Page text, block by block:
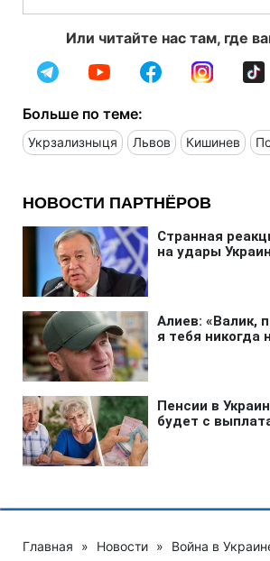
Или читайте нас там, где
Больше по теме:
Укрзализныця Львов Кишинев
Главная » Новости » Война в